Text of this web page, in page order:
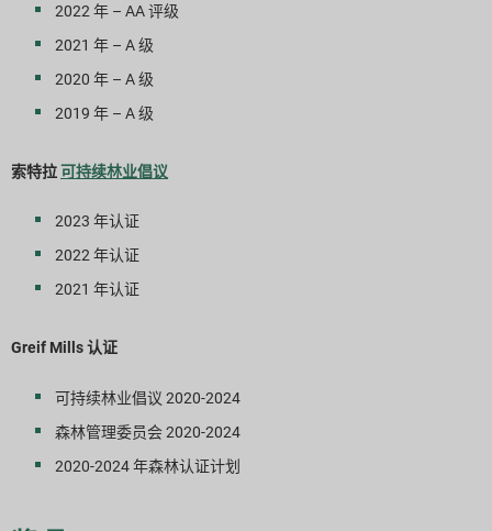
2022 年 – AA 评级
2021 年 – A 级
2020 年 – A 级
2019 年 – A 级
索特拉可持续林业倡议
2023 年认证
2022 年认证
2021 年认证
Greif Mills 认证
可持续林业倡议 2020-2024
森林管理委员会 2020-2024
2020-2024 年森林认证计划